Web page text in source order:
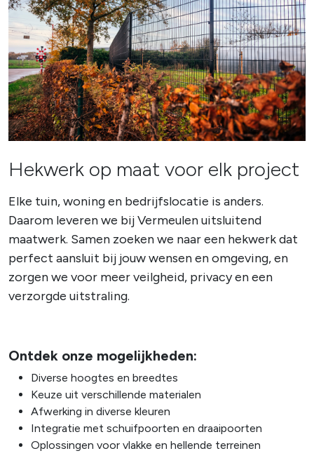
Hekwerk op maat voor elk project
Elke tuin, woning en bedrijfslocatie is anders.
Daarom leveren we bij Vermeulen uitsluitend
maatwerk. Samen zoeken we naar een hekwerk dat
perfect aansluit bij jouw wensen en omgeving, en
zorgen we voor meer veilgheid, privacy en een
verzorgde uitstraling.
Ontdek onze mogelijkheden:
Diverse hoogtes en breedtes
Keuze uit verschillende materialen
Afwerking in diverse kleuren
Integratie met schuifpoorten en draaipoorten
Oplossingen voor vlakke en hellende terreinen